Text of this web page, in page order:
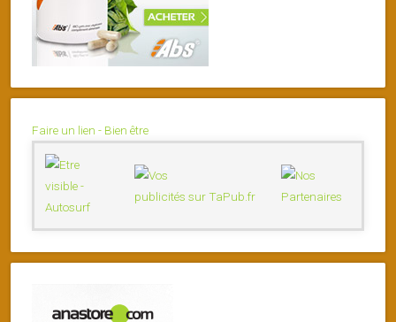
Faire un lien - Bien être